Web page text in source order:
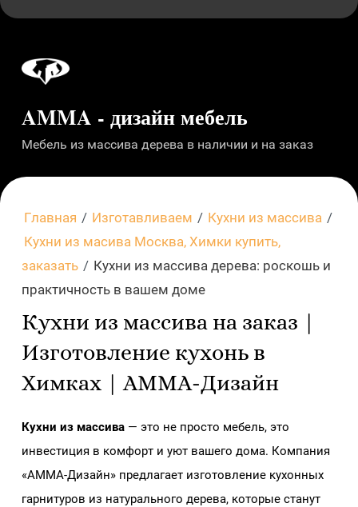
AMMA - дизайн мебель
Мебель из массива дерева в наличии и на заказ
Главная / Изготавливаем / Кухни из массива /
Кухни из масива Москва, Химки купить,
заказать / Кухни из массива дерева: роскошь и
практичность в вашем доме
Кухни из массива на заказ |
Изготовление кухонь в
Химках | АММА-Дизайн
Кухни из массива— это не просто мебель, это
инвестиция в комфорт и уют вашего дома. Компания
«АММА-Дизайн» предлагает изготовление кухонных
гарнитуров из натурального дерева, которые станут